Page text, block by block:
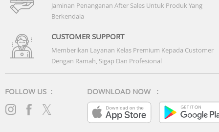
Jaminan Penanganan After Sales Untuk Produk Yang
Berkendala
CUSTOMER SUPPORT
Memberikan Layanan Kelas Premium Kepada Customer
Dengan Ramah, Sigap Dan Profesional
FOLLOW US : DOWNLOAD NOW :